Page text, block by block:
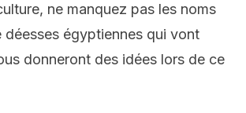
ne manquez pas les noms
déesses égyptiennes qui vont
donneront des idées lors de ce